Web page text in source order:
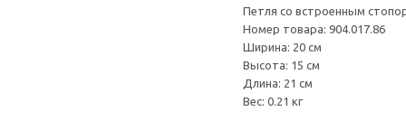
Петля со встроенным
Номер товара: 904.017.86
Ширина: 20 см
Высота: 15 см
Длина: 21 см
Вес: 0.21 кг